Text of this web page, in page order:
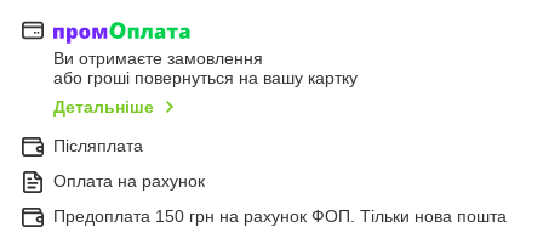
Ви отримаєте замовлення
або гроші повернуться на вашу картку
Детальніше
Післяплата
Оплата на рахунок
Предоплата 150 грн на рахунок ФОП. Тільки нова пошта